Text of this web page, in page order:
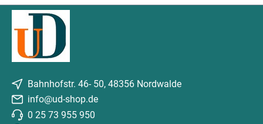
Bahnhofstr. 46- 50, 48356 Nordwalde
info@ud-shop.de
0 25 73 955 950